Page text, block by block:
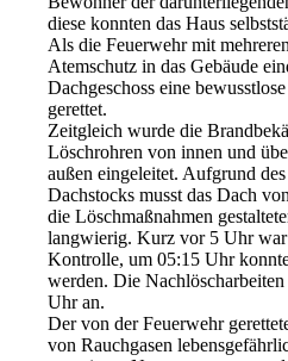
diese konnten das Haus
Als die Feuerwehr mit
Atemschutz in das Gebäude
Dachgeschoss eine
gerettet.
Zeitgleich wurde die
Löschrohren von innen und
außen eingeleitet. Aufgrund
Dachstocks musst das Dach
die Löschmaßnahmen
langwierig. Kurz vor 5 Uhr war
Kontrolle, um 05:15 Uhr
werden. Die
Uhr an.
Der von der Feuerwehr
von Rauchgasen